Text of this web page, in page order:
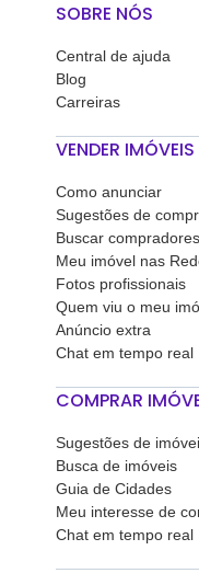
SOBRE NÓS
Central de ajuda
Blog
Carreiras
VENDER IMÓVEIS
Como anunciar
Sugestões de
Buscar compradores
Meu imóvel nas
Fotos profissionais
Quem viu o meu
Anúncio extra
Chat em tempo real
COMPRAR
Sugestões de
Busca de imóveis
Guia de Cidades
Meu interesse de
Chat em tempo real